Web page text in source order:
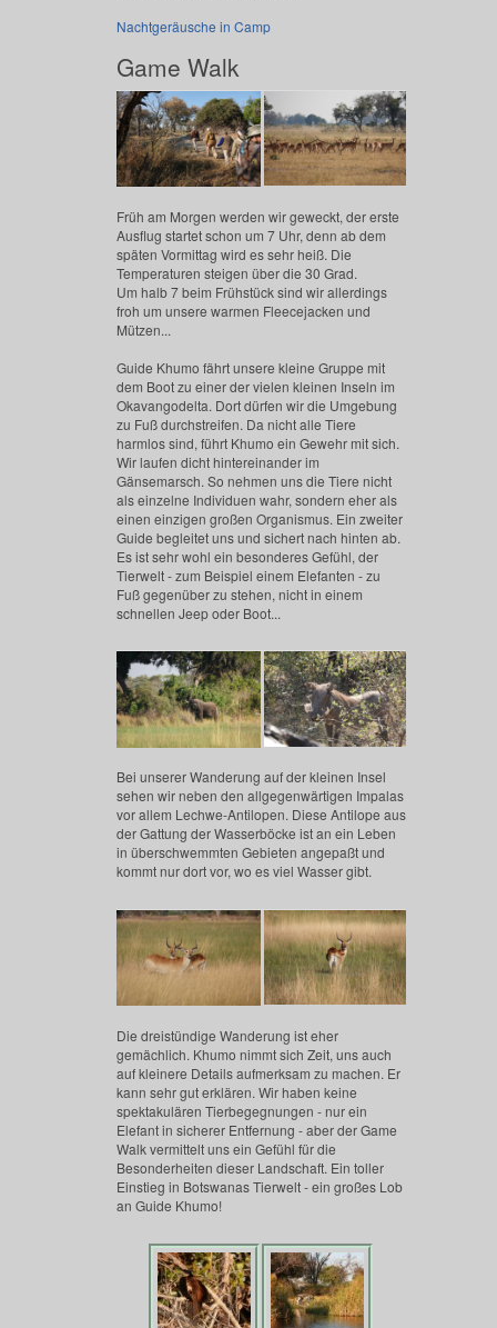
Nachtgeräusche in Camp
Game Walk
Früh am Morgen werden wir geweckt, der erste
Ausflug startet schon um 7 Uhr, denn ab dem
späten Vormittag wird es sehr heiß. Die
Temperaturen steigen über die 30 Grad.
Um halb 7 beim Frühstück sind wir allerdings
froh um unsere warmen Fleecejacken und
Mützen...
Guide Khumo fährt unsere kleine Gruppe mit
dem Boot zu einer der vielen kleinen Inseln im
Okavangodelta. Dort dürfen wir die Umgebung
zu Fuß durchstreifen. Da nicht alle Tiere
harmlos sind, führt Khumo ein Gewehr mit sich.
Wir laufen dicht hintereinander im
Gänsemarsch. So nehmen uns die Tiere nicht
als einzelne Individuen wahr, sondern eher als
einen einzigen großen Organismus. Ein zweiter
Guide begleitet uns und sichert nach hinten ab.
Es ist sehr wohl ein besonderes Gefühl, der
Tierwelt - zum Beispiel einem Elefanten - zu
Fuß gegenüber zu stehen, nicht in einem
schnellen Jeep oder Boot...
Bei unserer Wanderung auf der kleinen Insel
sehen wir neben den allgegenwärtigen Impalas
vor allem Lechwe-Antilopen. Diese Antilope aus
der Gattung der Wasserböcke ist an ein Leben
in überschwemmten Gebieten angepaßt und
kommt nur dort vor, wo es viel Wasser gibt.
Die dreistündige Wanderung ist eher
gemächlich. Khumo nimmt sich Zeit, uns auch
auf kleinere Details aufmerksam zu machen. Er
kann sehr gut erklären. Wir haben keine
spektakulären Tierbegegnungen - nur ein
Elefant in sicherer Entfernung - aber der Game
Walk vermittelt uns ein Gefühl für die
Besonderheiten dieser Landschaft. Ein toller
Einstieg in Botswanas Tierwelt - ein großes Lob
an Guide Khumo!